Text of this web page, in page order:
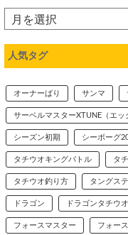
人気タグ
オーナーばり サンマ
サーベルマスターXTUNE（エッ
シーズン初期 シーボーグ
タチウオキングバトル タ
タチウオ釣り方 タングス
ドラゴン ドラゴンタチウオ
フォースマスター フォー